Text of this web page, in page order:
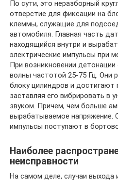
По сути, это неразборный
отверстие для фиксации на
клеммы, служащие для
автомобиля. Главная часть
находящийся внутри и
электрические импульсы при
При возникновении
волны частотой 25-75 Гц. Они
блоку цилиндров и достигают
заставляя его вибрировать в
звуком. Причем, чем больше
вырабатываемое напряжение.
импульсы поступают в
Наиболее
неисправности
На самом деле, случаи выхода